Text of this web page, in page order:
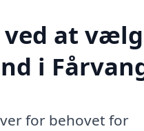
ved at
i
for behovet for